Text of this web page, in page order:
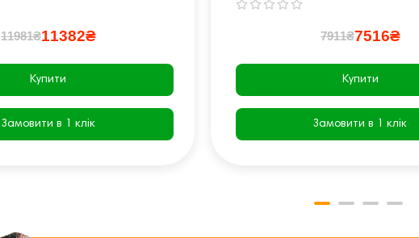
11981₴11382₴
Купити
Замовити в 1 клік
7911₴7516₴
Купити
Замовити в 1 клік